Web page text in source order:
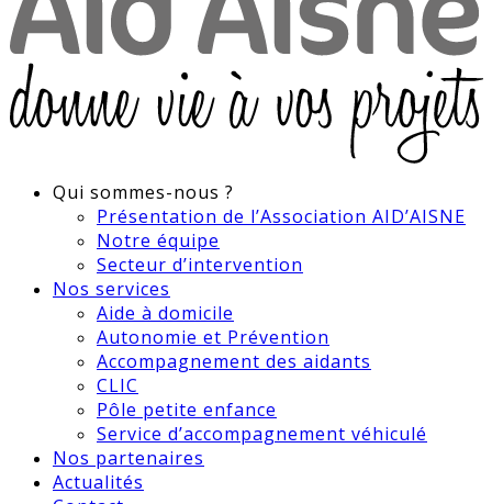
Qui sommes-nous ?
Présentation de l’Association AID’AISNE
Notre équipe
Secteur d’intervention
Nos services
Aide à domicile
Autonomie et Prévention
Accompagnement des aidants
CLIC
Pôle petite enfance
Service d’accompagnement véhiculé
Nos partenaires
Actualités